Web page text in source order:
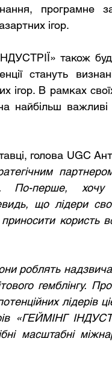
програмне
ігор.
також
стануть
ігор. В рамках
найбільш важливі
голова UGC
партнером
По-перше, хочу
що лідери
користь
роблять
гемблінгу.
лідерів
«ГЕЙМІНГ
масштабні